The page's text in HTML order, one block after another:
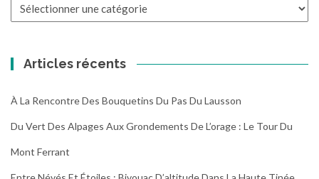
Articles récents
À La Rencontre Des Bouquetins Du Pas Du Lausson
Du Vert Des Alpages Aux Grondements De L’orage : Le Tour Du
Mont Ferrant